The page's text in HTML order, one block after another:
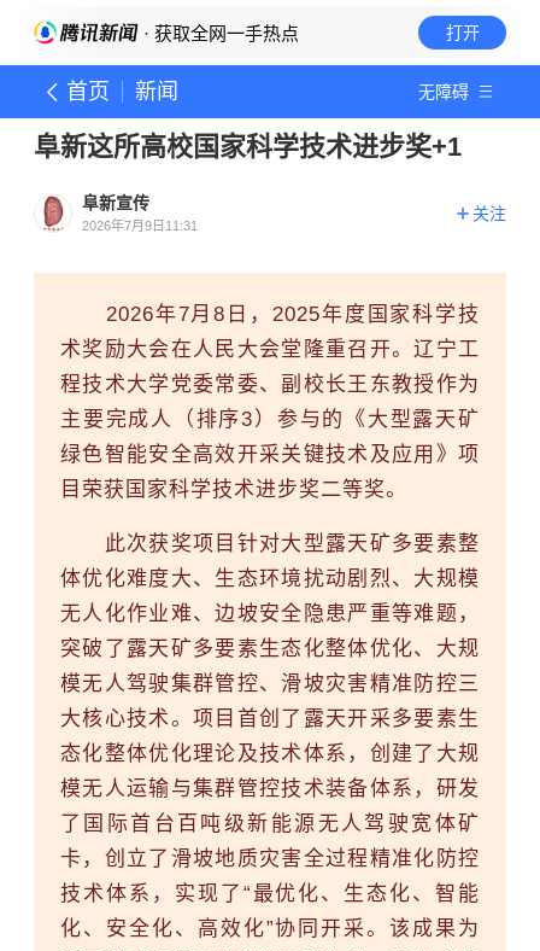
· 获取全网一手热点 打开
首页 新闻 无障碍
阜新这所高校国家科学技术进步奖+1
阜新宣传
2026年7月9日11:31
关注
2026年7月8日，2025年度国家科学技
术奖励大会在人民大会堂隆重召开。辽宁工
程技术大学党委常委、副校长王东教授作为
主要完成人（排序3）参与的《大型露天矿
绿色智能安全高效开采关键技术及应用》项
目荣获国家科学技术进步奖二等奖。
此次获奖项目针对大型露天矿多要素整
体优化难度大、生态环境扰动剧烈、大规模
无人化作业难、边坡安全隐患严重等难题，
突破了露天矿多要素生态化整体优化、大规
模无人驾驶集群管控、滑坡灾害精准防控三
大核心技术。项目首创了露天开采多要素生
态化整体优化理论及技术体系，创建了大规
模无人运输与集群管控技术装备体系，研发
了国际首台百吨级新能源无人驾驶宽体矿
卡，创立了滑坡地质灾害全过程精准化防控
技术体系，实现了“最优化、生态化、智能
化、安全化、高效化”协同开采。该成果为